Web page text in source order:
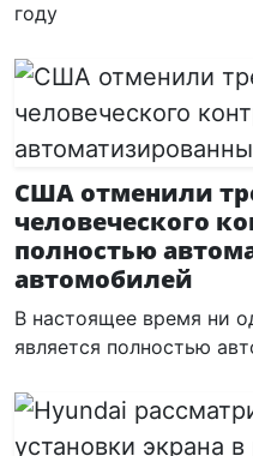
году
США отменили
человеческого
полностью
автомобилей
В настоящее время ни
является полностью